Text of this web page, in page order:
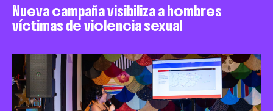
Nueva campaña visibiliza a hombres
víctimas de violencia sexual